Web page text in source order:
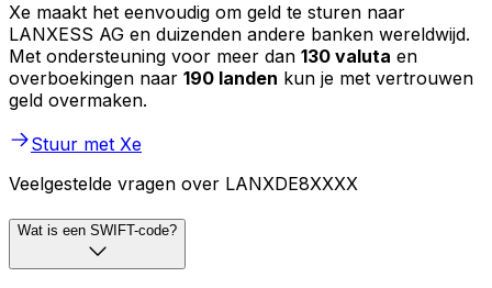
Xe maakt het eenvoudig om geld te sturen naar
LANXESS AG en duizenden andere banken wereldwijd.
Met ondersteuning voor meer dan 130 valuta en
overboekingen naar 190 landen kun je met vertrouwen
geld overmaken.
Stuur met Xe
Veelgestelde vragen over LANXDE8XXXX
Wat is een SWIFT-code?